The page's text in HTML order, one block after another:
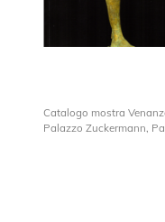
Catalogo mostra
Palazzo Zuckermann,